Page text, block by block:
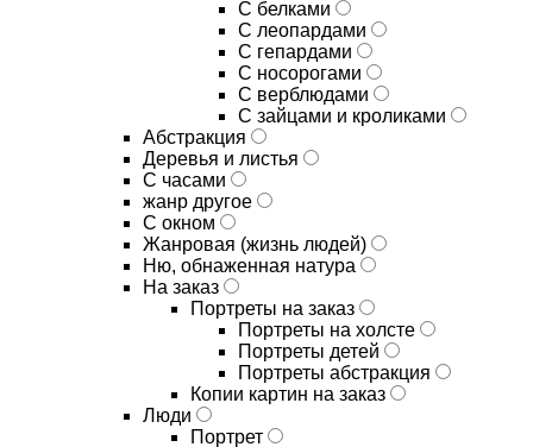
С белками
С леопардами
С гепардами
С носорогами
С верблюдами
С зайцами и кроликами
Абстракция
Деревья и листья
С часами
жанр другое
С окном
Жанровая (жизнь людей)
Ню, обнаженная натура
На заказ
Портреты на заказ
Портреты на холсте
Портреты детей
Портреты абстракция
Копии картин на заказ
Люди
Портрет